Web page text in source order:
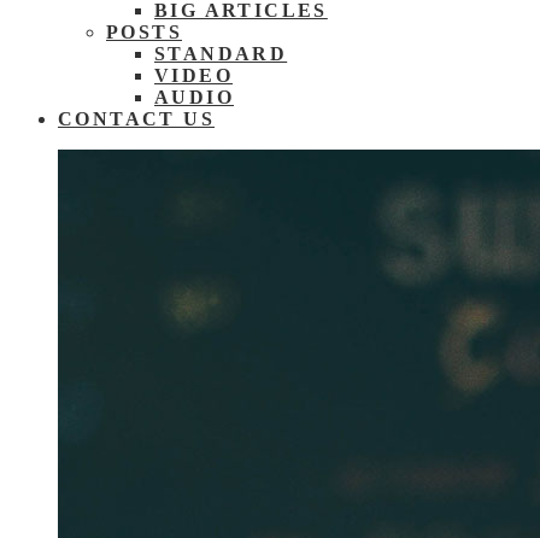
BIG ARTICLES
POSTS
STANDARD
VIDEO
AUDIO
CONTACT US